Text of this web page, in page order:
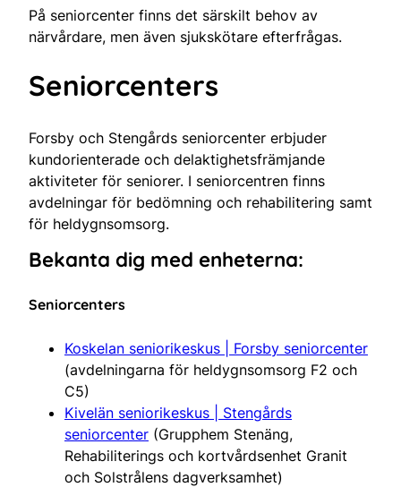
På seniorcenter finns det särskilt behov av
närvårdare, men även sjukskötare efterfrågas.
Seniorcenters
Forsby och Stengårds seniorcenter erbjuder
kundorienterade och delaktighetsfrämjande
aktiviteter för seniorer. I seniorcentren finns
avdelningar för bedömning och rehabilitering samt
för heldygnsomsorg.
Bekanta dig med enheterna:
Seniorcenters
Koskelan seniorikeskus | Forsby seniorcenter
(avdelningarna för heldygnsomsorg F2 och
C5)
Kivelän seniorikeskus | Stengårds
seniorcenter (Grupphem Stenäng,
Rehabiliterings och kortvårdsenhet Granit
och Solstrålens dagverksamhet)